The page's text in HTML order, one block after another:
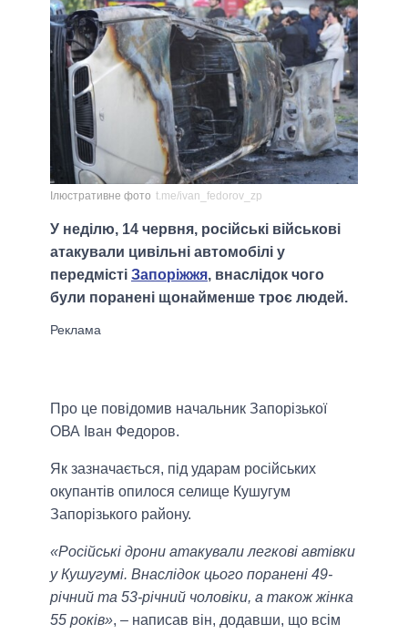
Ілюстративне фото t.me/ivan_fedorov_zp
У неділю, 14 червня, російські військові
атакували цивільні автомобілі у
передмісті Запоріжжя, внаслідок чого
були поранені щонайменше троє людей.
Про це повідомив начальник Запорізької
ОВА Іван Федоров.
Як зазначається, під ударам російських
окупантів опилося селище Кушугум
Запорізького району.
«Російські дрони атакували легкові автівки
у Кушугумі. Внаслідок цього поранені 49-
річний та 53-річний чоловіки, а також жінка
55 років», – написав він, додавши, що всім